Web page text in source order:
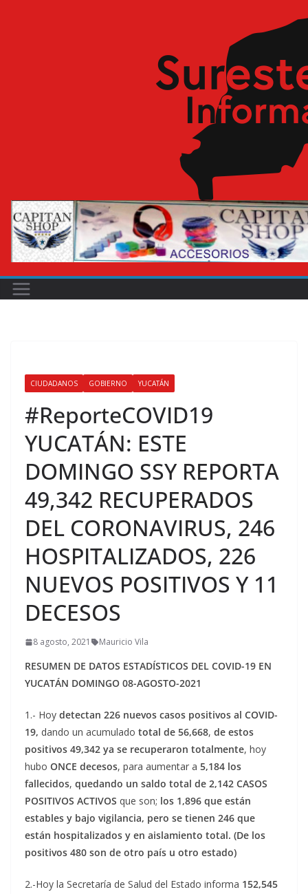
CIUDADANOS GOBIERNO YUCATÁN
#ReporteCOVID19
YUCATÁN: ESTE
DOMINGO SSY REPORTA
49,342 RECUPERADOS
DEL CORONAVIRUS, 246
HOSPITALIZADOS, 226
NUEVOS POSITIVOS Y 11
DECESOS
8 agosto, 2021 Mauricio Vila
RESUMEN DE DATOS ESTADÍSTICOS DEL COVID-19 EN
YUCATÁN DOMINGO 08-AGOSTO-2021
1.- Hoy detectan 226 nuevos casos positivos al COVID-
19, dando un acumulado total de 56,668, de estos
positivos 49,342 ya se recuperaron totalmente, hoy
hubo ONCE decesos, para aumentar a 5,184 los
fallecidos, quedando un saldo total de 2,142 CASOS
POSITIVOS ACTIVOS que son; los 1,896 que están
estables y bajo vigilancia, pero se tienen 246 que
están hospitalizados y en aislamiento total. (De los
positivos 480 son de otro país u otro estado)
2.-Hoy la Secretaría de Salud del Estado informa 152,545